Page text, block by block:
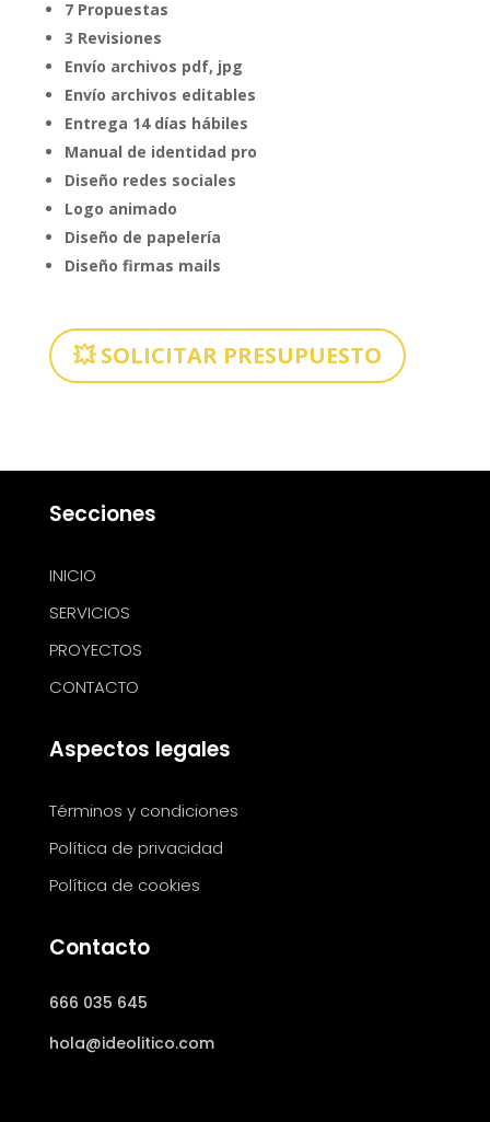
7 Propuestas
3 Revisiones
Envío archivos pdf, jpg
Envío archivos editables
Entrega 14 días hábiles
Manual de identidad pro
Diseño redes sociales
Logo animado
Diseño de papelería
Diseño firmas mails
💥 SOLICITAR PRESUPUESTO
Secciones
INICIO
SERVICIOS
PROYECTOS
CONTACTO
Aspectos legales
Términos y condiciones
Política de privacidad
Política de cookies
Contacto
666 035 645
hola@ideolitico.com